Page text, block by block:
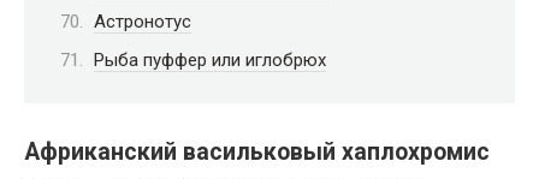
Астронотус
Рыба пуффер или иглобрюх
Африканский васильковый хаплохромис